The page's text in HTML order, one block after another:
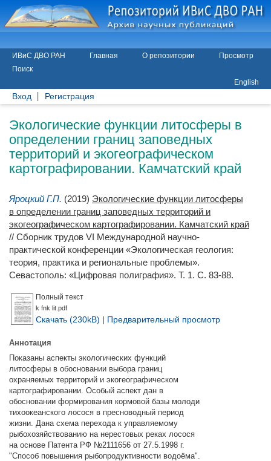
ИВиС ДВО РАН Главная О репозитории
Просмотр
Поиск
English
Вход Регистрация
Экологические функции литосферы в
определении границ заповедных
территорий и экогеографическом
картографировании. Камчатский край
Яроцкий Г.П. (2019) Экологические функции литосферы
в определении границ заповедных территорий и
экогеографическом картографировании. Камчатский край
// Сборник трудов VI Международной научно-
практической конференции «Экологическая геология:
теория, практика и региональные проблемы».
Севастополь: «Цифровая полиграфия». Т. 1. С. 83-88.
Полный текст
k fnk lit.pdf
Скачать (230kB) | Предварительный просмотр
Аннотация
Показаны аспекты экологических функций
литосферы в обосновании выбора границ
охраняемых территорий и экогеографическом
картографировании. Особый аспект дан в
обосновании формирования кормовой базы молоди
тихоокеанского лосося в пресноводный период
жизни. Дана схема перехода к управляемому
рыбохозяйствованию на нерестовых реках лосося
на основе Патента РФ №2111656 от 27.5.1998 г.
"Способ повышения рыбопродуктивности водоёма".